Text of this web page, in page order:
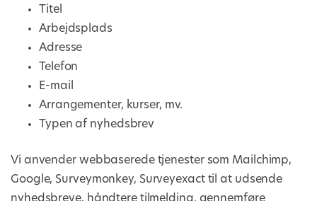
Titel
Arbejdsplads
Adresse
Telefon
E-mail
Arrangementer, kurser, mv.
Typen af nyhedsbrev
Vi anvender webbaserede tjenester som Mailchimp,
Google, Surveymonkey, Surveyexact til at udsende